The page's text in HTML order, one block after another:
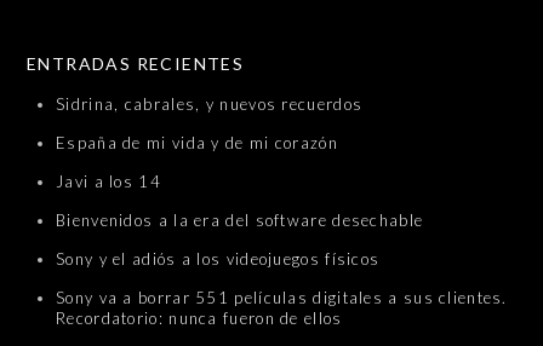
ENTRADAS RECIENTES
Sidrina, cabrales, y nuevos recuerdos
España de mi vida y de mi corazón
Javi a los 14
Bienvenidos a la era del software desechable
Sony y el adiós a los videojuegos físicos
Sony va a borrar 551 películas digitales a sus clientes.
Recordatorio: nunca fueron de ellos